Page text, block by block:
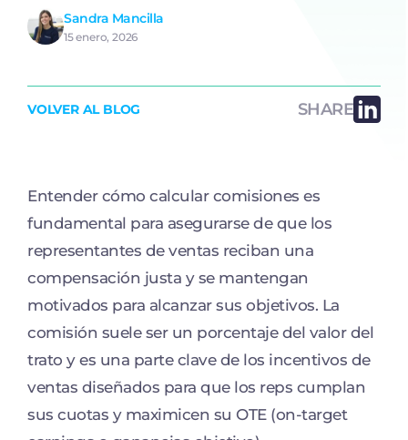
Sandra Mancilla
15 enero, 2026
VOLVER AL BLOG SHARE
Entender cómo calcular comisiones es
fundamental para asegurarse de que los
representantes de ventas reciban una
compensación justa y se mantengan
motivados para alcanzar sus objetivos. La
comisión suele ser un porcentaje del valor del
trato y es una parte clave de los incentivos de
ventas diseñados para que los reps cumplan
sus cuotas y maximicen su OTE (on-target